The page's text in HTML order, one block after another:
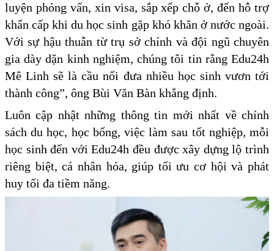
luyện phỏng vấn, xin visa, sắp xếp chỗ ở, đến hỗ trợ
khẩn cấp khi du học sinh gặp khó khăn ở nước ngoài.
Với sự hậu thuẫn từ trụ sở chính và đội ngũ chuyên
gia dày dặn kinh nghiệm, chúng tôi tin rằng Edu24h
Mê Linh sẽ là cầu nối đưa nhiều học sinh vươn tới
thành công”, ông Bùi Văn Bàn khẳng định.
Luôn cập nhật những thông tin mới nhất về chính
sách du học, học bổng, việc làm sau tốt nghiệp, mỗi
học sinh đến với Edu24h đều được xây dựng lộ trình
riêng biệt, cá nhân hóa, giúp tối ưu cơ hội và phát
huy tối đa tiềm năng.